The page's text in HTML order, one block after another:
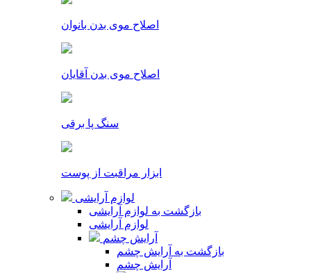
اصلاح موی بدن بانوان
اصلاح موی بدن آقایان
سنگ پا برقی
ابزار مراقبت از پوست
لوازم آرایشی
بازگشت به لوازم آرایشی
لوازم آرایشی
آرایش چشم
بازگشت به آرایش چشم
آرایش چشم